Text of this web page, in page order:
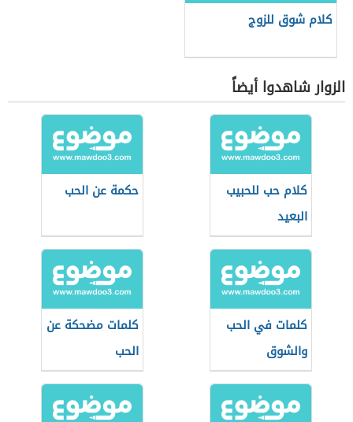
كلام شوق للزوج
الزوار شاهدوا أيضاً
كلام حب للحبيب
البعيد
حكمة عن الحب
كلمات في الحب
والشوق
كلمات مضحكة عن
الحب